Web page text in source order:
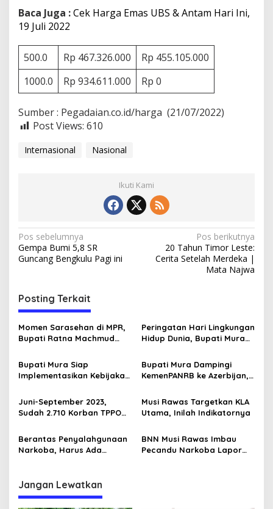
Baca Juga :Cek Harga Emas UBS & Antam Hari Ini,
19 Juli 2022
500.0 Rp 467.326.000
Rp 455.105.000
1000.0
Rp 934.611.000 Rp 0
Sumber : Pegadaian.co.id/harga (21/07/2022)
Post Views: 610
Internasional Nasional
Ikuti Kami
N
a
i
g
a
s
i
p
s
Pos sebelumnya
Gempa Bumi 5,8 SR
Guncang Bengkulu Pagi ini
Pos berikutnya
20 Tahun Timor Leste:
Cerita Setelah Merdeka |
Mata Najwa
Posting Terkait
Momen Sarasehan di MPR,
Bupati Ratna Machmud
Konkret Atasi Masalah
Geopolitik Global
Peringatan Hari Lingkungan
Hidup Dunia, Bupati Mura
Pelangi
Bupati Mura Siap
Implementasikan Kebijakan
Bupati Mura Dampingi
KemenPANRB ke Azerbijan,
Juni-September 2023,
Sudah 2.710 Korban TPPO
Musi Rawas Targetkan KLA
Utama, Inilah Indikatornya
Berantas Penyalahgunaan
Narkoba, Harus Ada
BNN Musi Rawas Imbau
Pecandu Narkoba Lapor
Jangan Lewatkan